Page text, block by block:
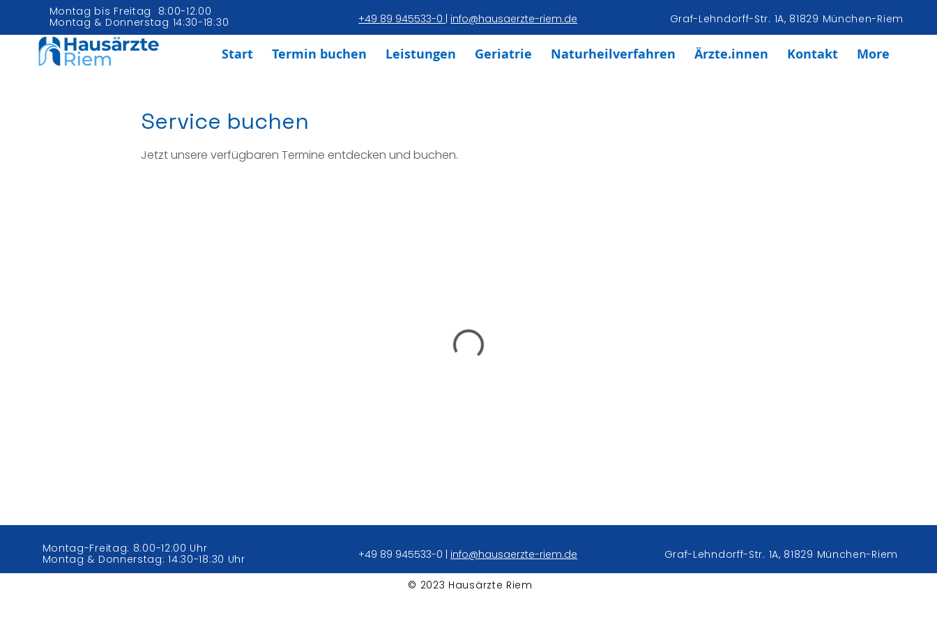
Montag bis Freitag 8:00-12:00
Montag & Donnerstag 14:30-18:30
+49 89 945533-0 info@hausaerzte-riem.de Graf-Lehndorff-Str. 1A, 81829 München-Riem
Start Termin buchen Leistungen Geriatrie Naturheilverfahren Ärzte.innen Kontakt More
Service buchen
Jetzt unsere verfügbaren Termine entdecken und buchen.
Montag-Freitag: 8:00-12:00 Uhr
Montag & Donnerstag: 14:30-18:30 Uhr
+49 89 945533-0 info@hausaerzte-riem.de Graf-Lehndorff-Str. 1A, 81829 München-Riem
© 2023 Hausärzte Riem